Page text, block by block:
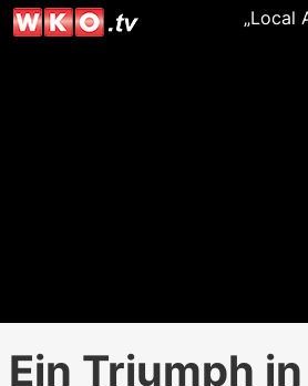
„Local
Ein Triumph